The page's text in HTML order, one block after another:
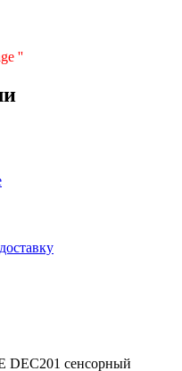
''
DEC201 сенсорный